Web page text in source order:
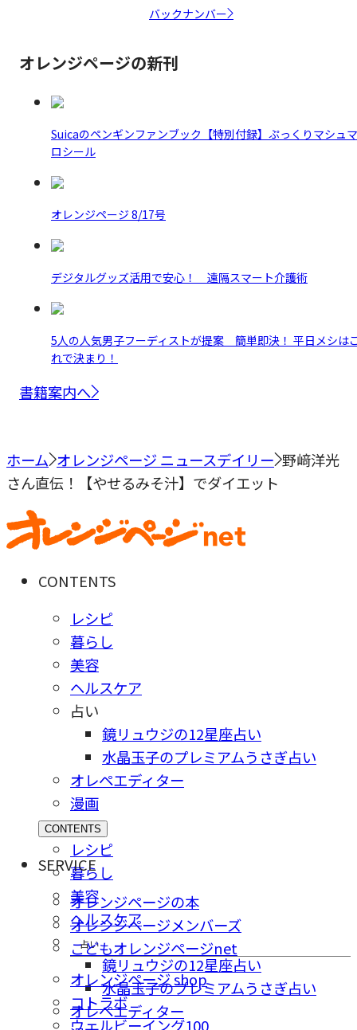
バックナンバー
オレンジページの新刊
Suicaのペンギンファンブック【特別付録】ぷっくりマシュマ
ロシール
オレンジページ 8/17号
デジタルグッズ活用で安心！ 遠隔スマート介護術
5人の人気男子フーディストが提案 簡単即決！ 平日メシは
れで決まり！
書籍案内へ
ホーム オレンジページ ニュースデイリー 野﨑洋光
さん直伝！【やせるみそ汁】でダイエット
CONTENTS
レシピ
暮らし
美容
ヘルスケア
占い
鏡リュウジの12星座占い
水晶玉子のプレミアムうさぎ占い
オレペエディター
漫画
CONTENTS
レシピ
暮らし
美容
ヘルスケア
占い
鏡リュウジの12星座占い
水晶玉子のプレミアムうさぎ占い
オレペエディター
SERVICE
オレンジページの本
オレンジページメンバーズ
こどもオレンジページnet
オレンジページ shop
コトラボ
ウェルビーイング100